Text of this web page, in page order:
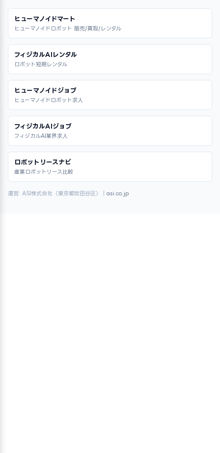
ヒューマノイドマート
ヒューマノイドロボット 販売/買取/レンタル
フィジカルAIレンタル
ロボット短期レンタル
ヒューマノイドジョブ
ヒューマノイドロボット求人
フィジカルAIジョブ
フィジカルAI業界求人
ロボットリースナビ
産業ロボットリース比較
運営: ASI株式会社（東京都世田谷区）｜ asi.co.jp